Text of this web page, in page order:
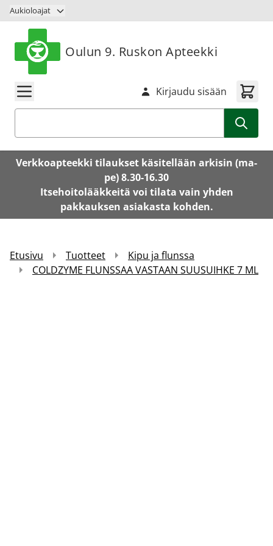
Siirry sisältöön
Aukioloajat
Oulun 9. Ruskon Apteekki
Kirjaudu sisään
Verkkoapteekki tilaukset käsitellään arkisin (ma-
pe) 8.30-16.30
Itsehoitolääkkeitä voi tilata vain yhden
pakkauksen asiakasta kohden.
Etusivu Tuotteet
Kipu ja flunssa
COLDZYME FLUNSSAA VASTAAN SUUSUIHKE 7 ML